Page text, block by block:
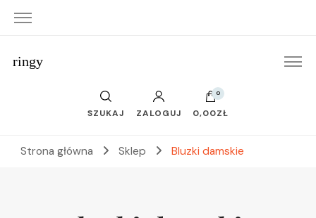
ringy
SZUKAJ ZALOGUJ
0
0,00ZŁ
Strona główna Sklep Bluzki damskie